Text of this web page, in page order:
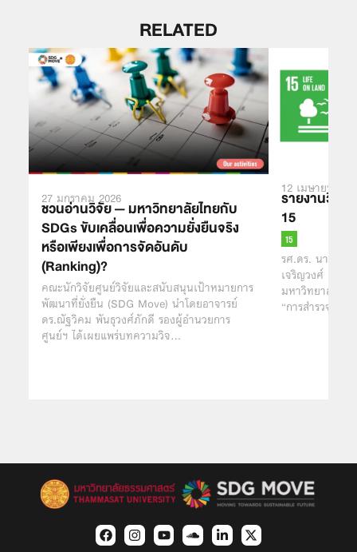
RELATED
27 มกราคม 2026
ชวนอ่านวิจัย — มหาวิทยาลัยไทยกับ
SDGs ขับเคลื่อนเพื่อความยั่งยืนจริง
หรือเพียงเพื่อการจัดอันดับ
(Ranking)?
คณะนักวิจัยศูนย์วิจัยและสนับสนุนเป้าหมายการ
พัฒนาที่ยั่งยืน (SDG Move) นำโดยอาจารย์
ดร.ณัฐวิคม พันธุวงศ์ภักดี รองผู้อำนวยการ
ศูนย์ฯ ได้เผยแพร่บทความวิจ…
12 เมษายน
รายงานวิจัย
15
รศ.ดร. นาฏสุด
เจริญวงศ์ คณะ
มหาวิทยาลัยมหิ
“การสำรวจสถ